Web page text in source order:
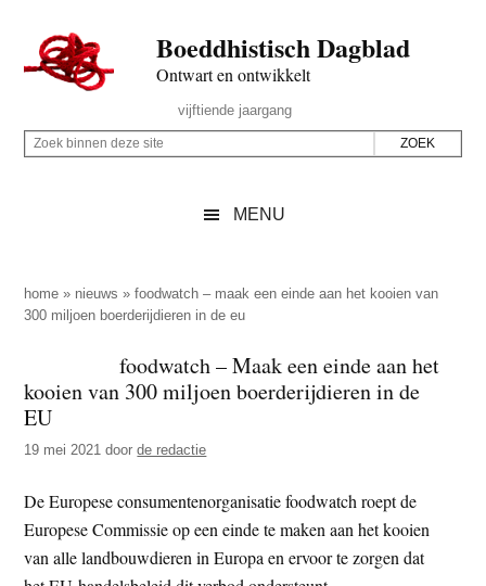
naar
de
inhoud
secondary
naar
de
sidebar
naar
de
Boeddhistisch Dagblad
Ontwart en ontwikkelt
Rechts
vijftiende jaargang
Z
p
d
z
e
s
t
e
Z
i
n
n
d
e
e
s
i
MENU
home » nieuws »foodwatch – maak een einde aan het kooien van
300 miljoen boerderijdieren in de eu
foodwatch – Maak een einde aan het
kooien van 300 miljoen boerderijdieren in de
EU
19 mei 2021 doorde redactie
De Europese consumentenorganisatie foodwatch roept de
Europese Commissie op een einde te maken aan het kooien
van alle landbouwdieren in Europa en ervoor te zorgen dat